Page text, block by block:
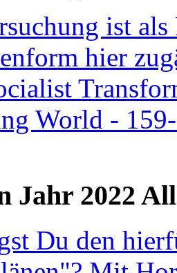
ist
hier
World -
Jahr 2022
Du den